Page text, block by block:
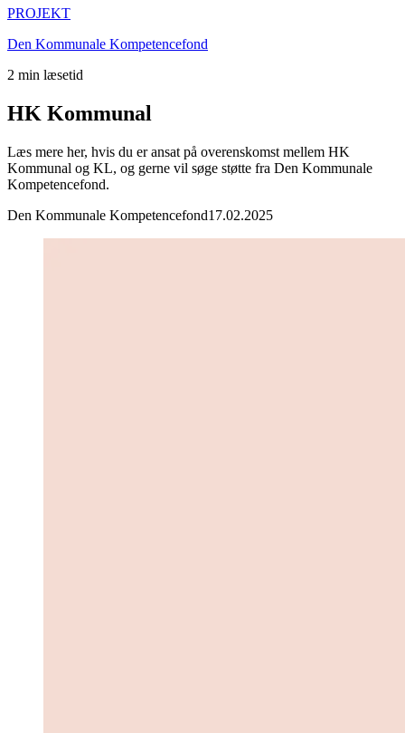
PROJEKT
Den Kommunale Kompetencefond
2 min læsetid
HK Kommunal
Læs mere her, hvis du er ansat på overenskomst mellem HK
Kommunal og KL, og gerne vil søge støtte fra Den Kommunale
Kompetencefond.
Den Kommunale Kompetencefond17.02.2025